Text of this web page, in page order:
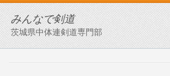
みんなで剣道
茨城県中体連剣道専門部